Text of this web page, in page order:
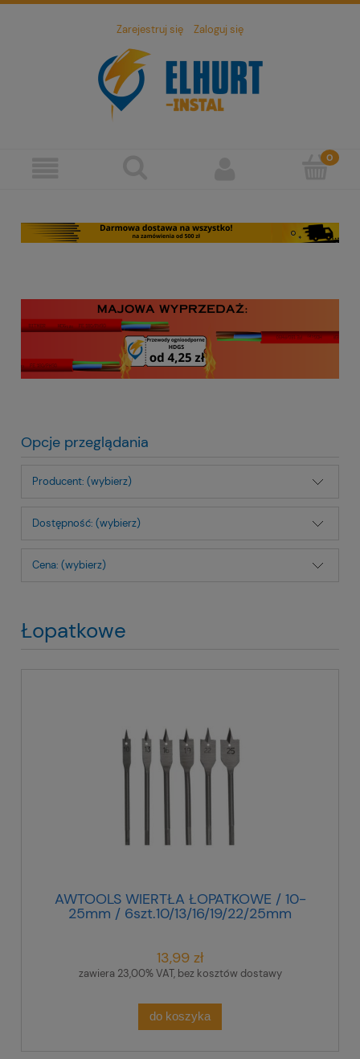
Zarejestruj się Zaloguj się
Opcje przeglądania
Producent: (wybierz)
Dostępność: (wybierz)
Cena: (wybierz)
Łopatkowe
AWTOOLS WIERTŁA ŁOPATKOWE / 10-
25mm / 6szt.10/13/16/19/22/25mm
13,99 zł
zawiera 23,00% VAT, bez kosztów dostawy
do koszyka